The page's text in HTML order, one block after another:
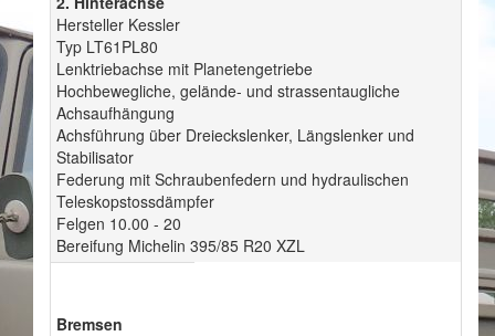
Hersteller Kessler
Typ LT61PL80
Lenktriebachse mit Planetengetriebe
Hochbewegliche, gelände- und strassentaugliche
Achsaufhängung
Achsführung über Dreieckslenker, Längslenker und
Stabilisator
Federung mit Schraubenfedern und hydraulischen
Teleskopstossdämpfer
Felgen 10.00 - 20
Bereifung Michelin 395/85 R20 XZL
Bremsen